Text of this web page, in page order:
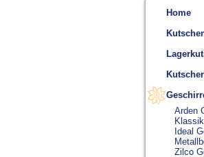
Home
Arden
Ideal
Zilco